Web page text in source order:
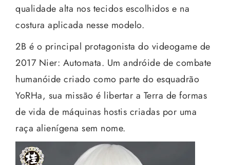
qualidade alta nos tecidos escolhidos e na
costura aplicada nesse modelo.
2B é o principal protagonista do videogame de
2017 Nier: Automata. Um andróide de combate
humanóide criado como parte do esquadrão
YoRHa, sua missão é libertar a Terra de formas
de vida de máquinas hostis criadas por uma
raça alienígena sem nome.